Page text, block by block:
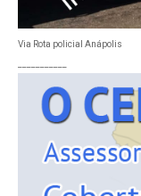
Via Rota policial Anápolis